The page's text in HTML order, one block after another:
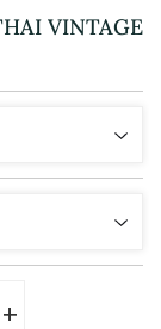
VINTAGE
+